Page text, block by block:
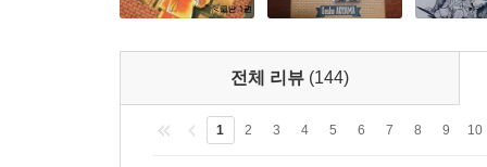
전체 리뷰 (144)
1 2 3 4 5 6 7 8 9 10